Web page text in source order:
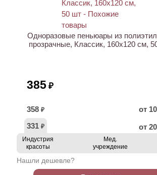
Одноразовые пеньюары из
прозрачные, Классик, 160х120 см,
385 ₽
358 ₽
от
331 ₽ от
Индустрия
красоты
Мед.
учреждение
Нашли дешевле?